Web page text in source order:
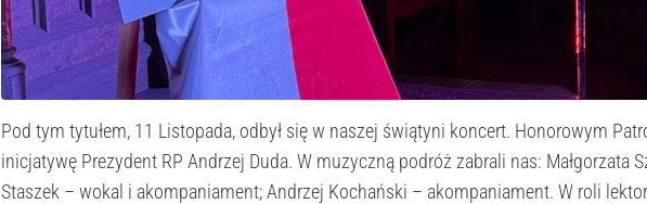
Pod tym tytułem, 11 Listopada, odbył się w naszej świątyni koncert. Honorowym
inicjatywę Prezydent RP Andrzej Duda. W muzyczną podróż zabrali nas: Małgorzata
Staszek – wokal i akompaniament; Andrzej Kochański – akompaniament. W roli